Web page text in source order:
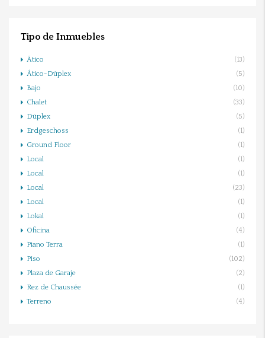
Tipo de Inmuebles
Ático
(13)
Ático-Dúplex
(5)
Bajo
(10)
Chalet
(33)
Dúplex
(5)
Erdgeschoss
(1)
Ground Floor
(1)
Local
(1)
Local
(1)
Local
(23)
Local
(1)
Lokal
(1)
Oficina
(4)
Piano Terra
(1)
Piso
(102)
Plaza de Garaje
(2)
Rez de Chaussée
(1)
Terreno
(4)